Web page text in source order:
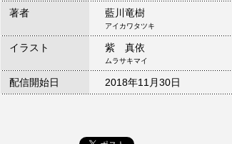
著者 藍川竜樹
アイカワタツキ
イラスト 紫 真依
ムラサキマイ
配信開始日 2018年11月30日